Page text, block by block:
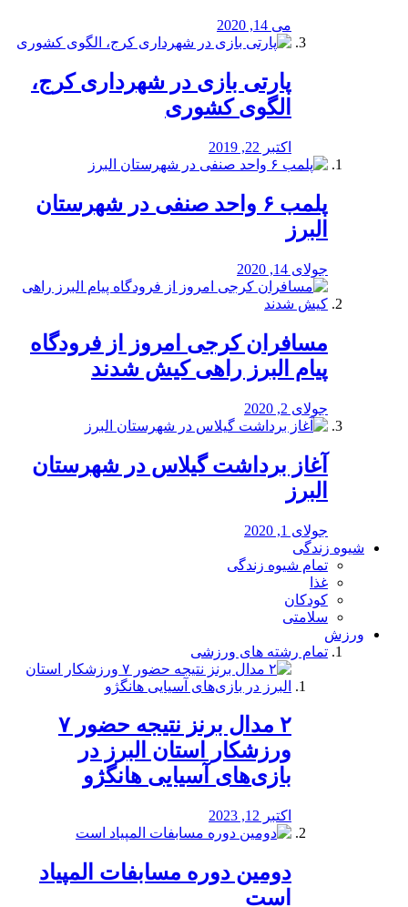
می 14, 2020
پارتی بازی در شهرداری کرج،
الگوی کشوری
اکتبر 22, 2019
پلمب ۶ واحد صنفی در شهرستان
البرز
جولای 14, 2020
مسافران کرجی امروز از فرودگاه
پیام البرز راهی کیش شدند
جولای 2, 2020
آغاز برداشت گیلاس در شهرستان
البرز
جولای 1, 2020
شیوه زندگی
تمام شیوه زندگی
غذا
کودکان
سلامتی
ورزش
تمام رشته های ورزشی
۲ مدال برنز نتیجه حضور ۷
ورزشکار استان البرز در
بازی‌های آسیایی هانگژو
اکتبر 12, 2023
دومین دوره مسابفات المپیاد
است